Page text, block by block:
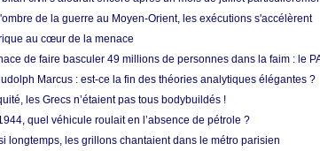
de la guerre au Moyen-Orient, les exécutions s'accélèrent
au cœur de la menace
de faire basculer 49 millions de personnes dans la faim : le
Marcus : est-ce la fin des théories analytiques élégantes ?
les Grecs n’étaient pas tous bodybuildés !
quel véhicule roulait en l’absence de pétrole ?
si longtemps, les grillons chantaient dans le métro parisien